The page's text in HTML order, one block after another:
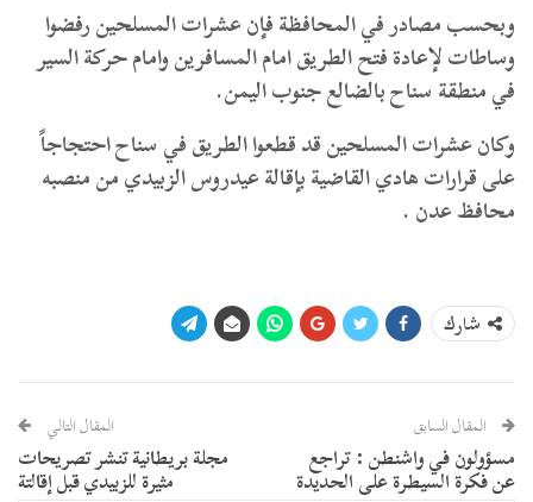
وبحسب مصادر في المحافظة فإن عشرات المسلحين رفضوا
وساطات لإعادة فتح الطريق امام المسافرين وامام حركة السير
في منطقة سناح بالضالع جنوب اليمن.
وكان عشرات المسلحين قد قطعوا الطريق في سناح احتجاجاً
على قرارات هادي القاضية بإقالة عيدروس الزبيدي من منصبه
محافظ عدن .
شارك
المقال السابق
مسؤولون في واشنطن : تراجع
عن فكرة السيطرة على الحديدة
المقال التالي
مجلة بريطانية تنشر تصريحات
مثيرة للزبيدي قبل إقالتة